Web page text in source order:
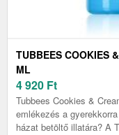
TUBBEES COOKIES
ML
4 920 Ft
Tubbees Cookies &
emlékezés a
házat betöltő illatára? A